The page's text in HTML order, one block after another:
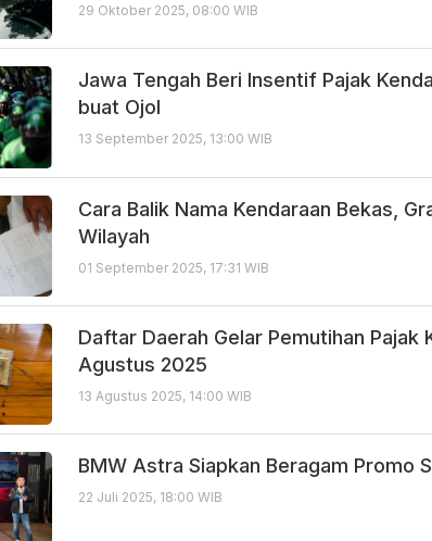
29 Oktober 2025, 08:00 WIB
Jawa Tengah Beri Insentif Pajak
buat Ojol
13 September 2025, 13:00 WIB
Cara Balik Nama Kendaraan Bekas,
Wilayah
01 September 2025, 17:31 WIB
Daftar Daerah Gelar Pemutihan Pajak
Agustus 2025
13 Agustus 2025, 14:00 WIB
BMW Astra Siapkan Beragam Promo
22 Juli 2025, 18:00 WIB